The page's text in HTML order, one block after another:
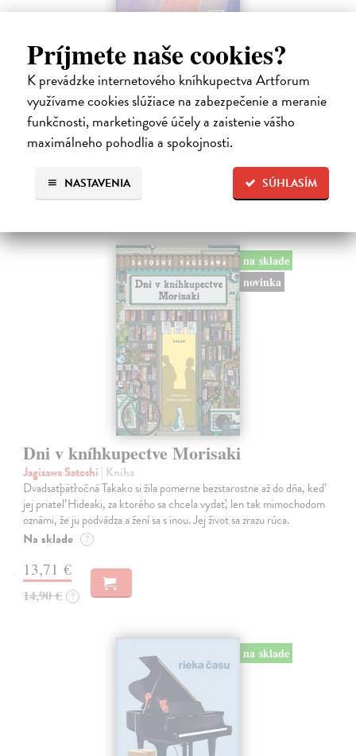
Príjmete naše cookies?
K prevádzke internetového kníhkupectva Artforum
využívame cookies slúžiace na zabezpečenie a meranie
funkčnosti, marketingové účely a zaistenie vášho
maximálneho pohodlia a spokojnosti.
SÚHLASÍM
NASTAVENIA
Město a jeho nejisté zdi
Murakami Haruki| Kniha
Ty jsi to byla, kdo mi vyprávěl o tom městě. Město a jeho nejisté zdi –
dlouho očekávaný román Harukiho Murakamiho volně navazuje na
autorovu starší novelu z roku 1980 a tematicky se prolíná s jeho
kultovním…
Na sklade ?
30,22 €
32,85 €
na sklade
novinka
Dni v kníhkupectve Morisaki
Jagisawa Satoshi | Kniha
Dvadsaťpäťročná Takako si žila pomerne bezstarostne až do dňa, keď
jej priateľ Hideaki, za ktorého sa chcela vydať, len tak mimochodom
oznámi, že ju podvádza a žení sa s inou. Jej život sa zrazu rúca.
Na sklade ?
13,71 €
14,90 € ?
na sklade